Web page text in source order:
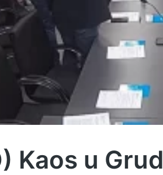
Kaos u